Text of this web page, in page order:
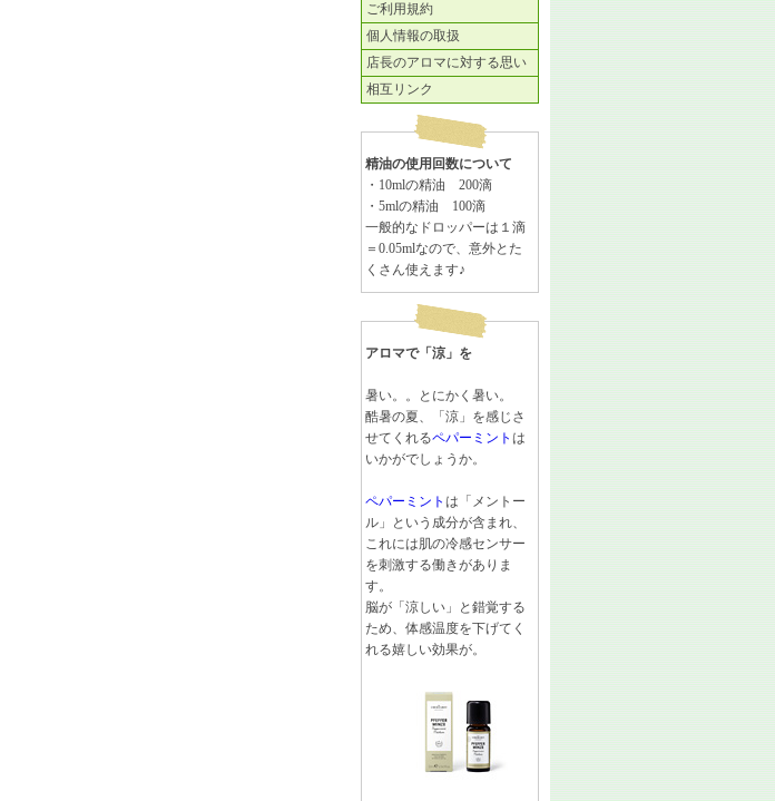
ご利用規約
個人情報の取扱
店長のアロマに対する思い
相互リンク
精油の使用回数について
・10mlの精油 200滴
・5mlの精油 100滴
一般的なドロッパーは１滴
＝0.05mlなので、意外とた
くさん使えます♪
アロマで「涼」を
暑い。。とにかく暑い。
酷暑の夏、「涼」を感じさ
せてくれるペパーミント は
いかがでしょうか。
ペパーミント は「メントー
ル」という成分が含まれ、
これには肌の冷感センサー
を刺激する働きがありま
す。
脳が「涼しい」と錯覚する
ため、体感温度を下げてく
れる嬉しい効果が。